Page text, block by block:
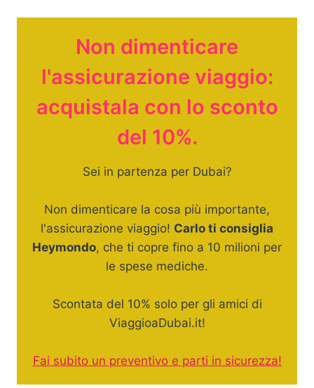
Non dimenticare
l'assicurazione viaggio:
acquistala con lo sconto
del 10%.
Sei in partenza per Dubai?
Non dimenticare la cosa più importante,
l'assicurazione viaggio! Carlo ti consiglia
Heymondo, che ti copre fino a 10 milioni per
le spese mediche.
Scontata del 10% solo per gli amici di
ViaggioaDubai.it!
Fai subito un preventivo e parti in sicurezza!